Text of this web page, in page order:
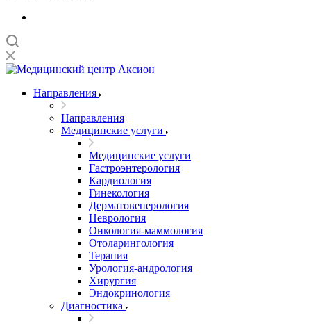
Направления
Направления
Медицинские услуги
Медицинские услуги
Гастроэнтерология
Кардиология
Гинекология
Дерматовенерология
Неврология
Онкология-маммология
Отоларингология
Терапия
Урология-андрология
Хирургия
Эндокринология
Диагностика